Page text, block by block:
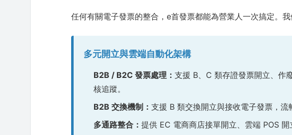
任何有關電子發票的整合，e首發票都能為營業人一次搞定。
多元開立與雲端自動化架構
B2B / B2C 發票處理：支援 B、C 類存證發票開立、作
核追蹤。
B2B 交換機制：支援 B 類交換開立與接收電子發票，流
多通路整合：提供 EC 電商商店接單開立、雲端 POS 開